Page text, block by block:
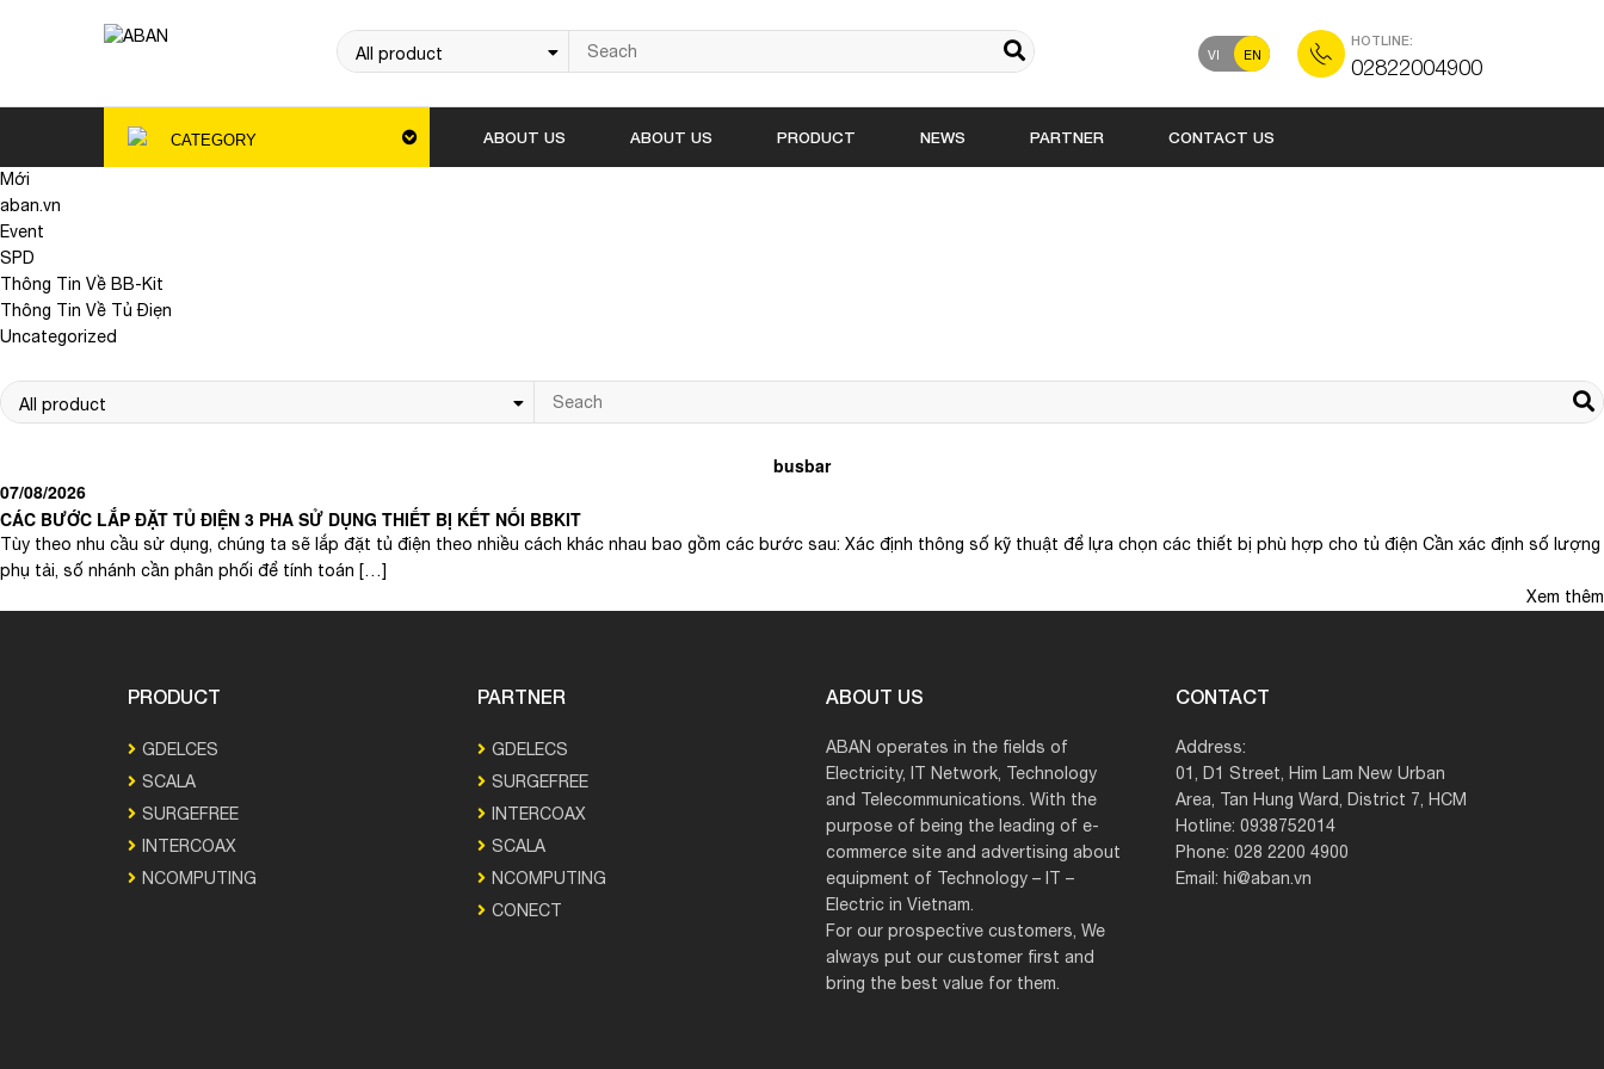
VI EN
HOTLINE:
02822004900
CATEGORY ABOUT US ABOUT US PRODUCT NEWS PARTNER CONTACT US
Mới
aban.vn
Event
SPD
Thông Tin Về BB-Kit
Thông Tin Về Tủ Điẹn
Uncategorized
busbar
07/08/2026
CÁC BƯỚC LẮP ĐẶT TỦ ĐIỆN 3 PHA SỬ DỤNG THIẾT BỊ KẾT NỐI BBKIT
Tùy theo nhu cầu sử dụng, chúng ta sẽ lắp đặt tủ điện theo nhiều cách khác nhau bao gồm các bước sau: Xác định thông số kỹ thuật để lựa chọn các thiết bị phù hợp cho tủ điện Cần xác định số lượng
phụ tải, số nhánh cần phân phối để tính toán […]
Xem thêm
PRODUCT
GDELCES
SCALA
SURGEFREE
INTERCOAX
NCOMPUTING
PARTNER
GDELECS
SURGEFREE
INTERCOAX
SCALA
NCOMPUTING
CONECT
ABOUT US
ABAN operates in the fields of
Electricity, IT Network, Technology
and Telecommunications. With the
purpose of being the leading of e-
commerce site and advertising about
equipment of Technology – IT –
Electric in Vietnam.
For our prospective customers, We
always put our customer first and
bring the best value for them.
CONTACT
Address:
01, D1 Street, Him Lam New Urban
Area, Tan Hung Ward, District 7, HCM
Hotline: 0938752014
Phone: 028 2200 4900
Email: hi@aban.vn